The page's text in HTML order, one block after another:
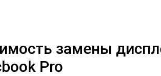
замены
Pro